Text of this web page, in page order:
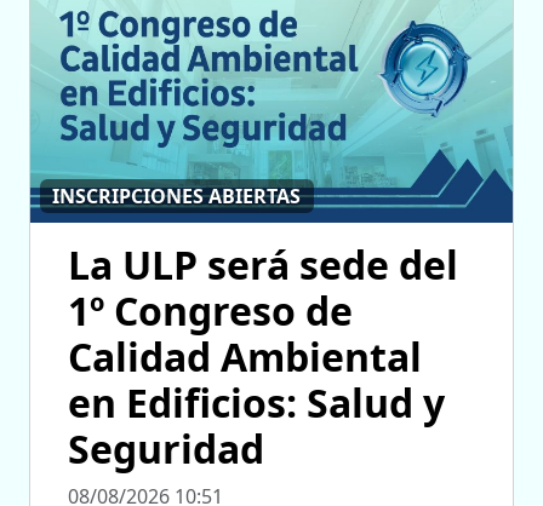
INSCRIPCIONES ABIERTAS
La ULP será sede del
1º Congreso de
Calidad Ambiental
en Edificios: Salud y
Seguridad
08/08/2026 10:51